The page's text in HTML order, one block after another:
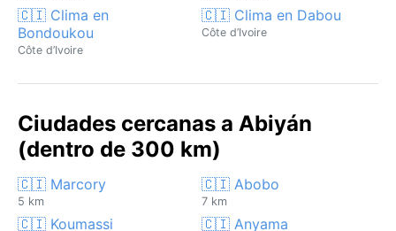
🇨🇮 Clima en
Bondoukou
Côte d’Ivoire
🇨🇮 Clima en Dabou
Côte d’Ivoire
Ciudades cercanas a Abiyán
(dentro de 300 km)
🇨🇮 Marcory
5 km
🇨🇮 Abobo
7 km
🇨🇮 Koumassi 🇨🇮 Anyama